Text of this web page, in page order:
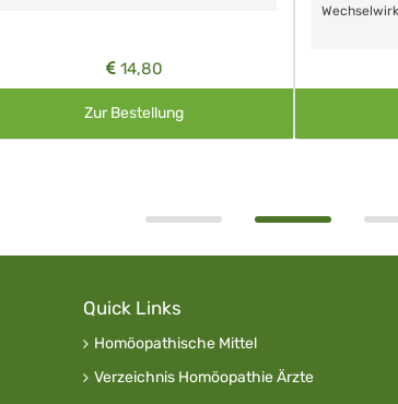
14,80
Zur Bestellung
Quick Links
Homöopathische Mittel
Verzeichnis Homöopathie Ärzte